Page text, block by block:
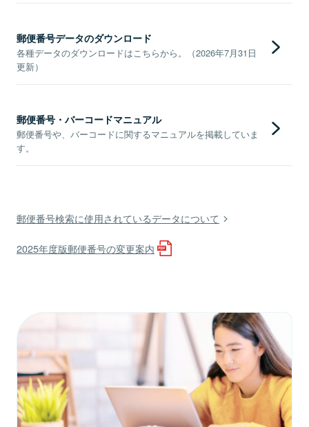
郵便番号データのダウンロード
各種データのダウンロードはこちらから。（2026年7月31日
更新）
郵便番号・バーコードマニュアル
郵便番号や、バーコードに関するマニュアルを掲載していま
す。
郵便番号検索に使用されているデータについて
2025年度版郵便番号の変更案内